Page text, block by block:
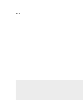
...